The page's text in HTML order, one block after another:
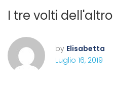
I tre volti dell'altro
by Elisabetta
Luglio 16, 2019